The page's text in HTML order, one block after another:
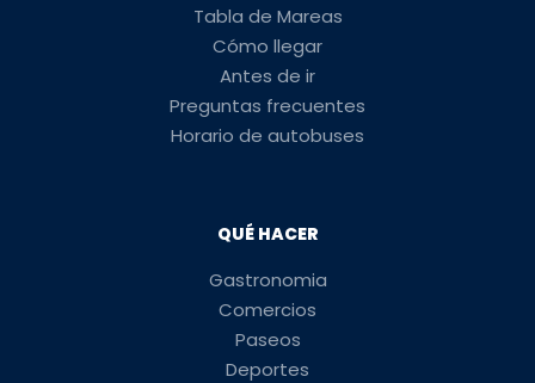
Tabla de Mareas
Cómo llegar
Antes de ir
Preguntas frecuentes
Horario de autobuses
QUÉ HACER
Gastronomia
Comercios
Paseos
Deportes